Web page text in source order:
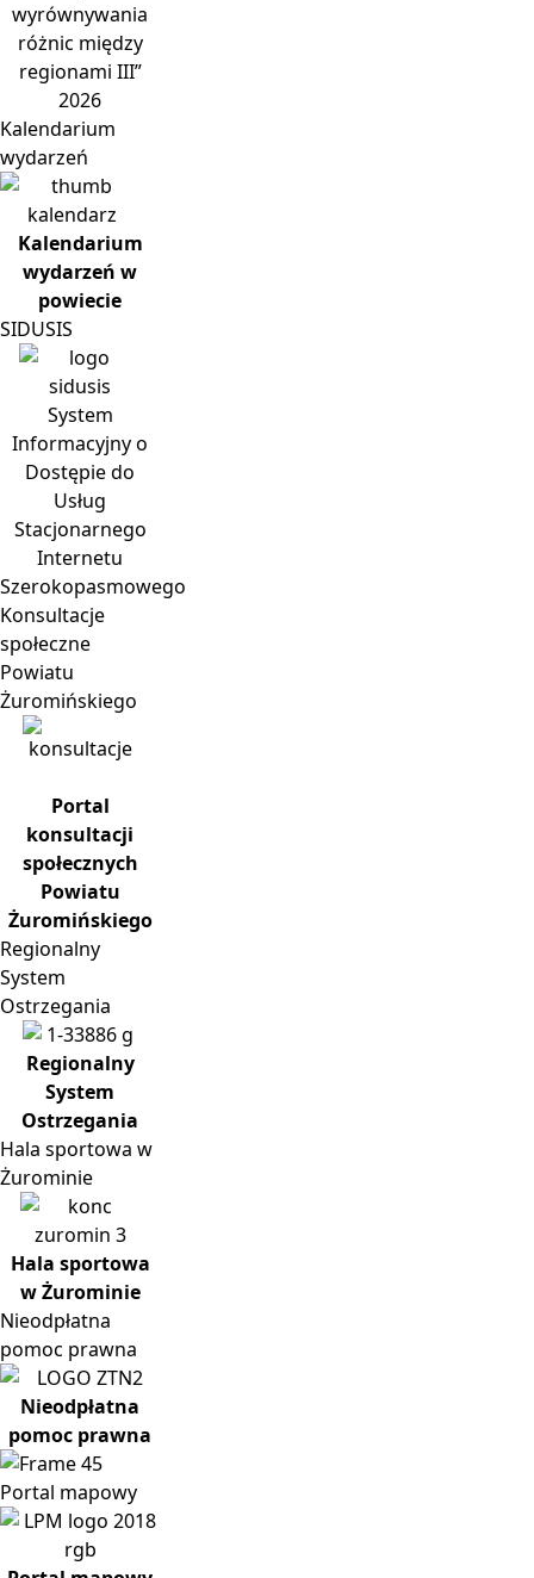
wyrównywania
różnic między
regionami III”
2026
Kalendarium
wydarzeń
Kalendarium
wydarzeń w
powiecie
SIDUSIS
System
Informacyjny o
Dostępie do
Usług
Stacjonarnego
Internetu
Szerokopasmowego
Konsultacje
społeczne
Powiatu
Żuromińskiego
Portal
konsultacji
społecznych
Powiatu
Żuromińskiego
Regionalny
System
Ostrzegania
Regionalny
System
Ostrzegania
Hala sportowa w
Żurominie
Hala sportowa
w Żurominie
Nieodpłatna
pomoc prawna
Nieodpłatna
pomoc prawna
Portal mapowy